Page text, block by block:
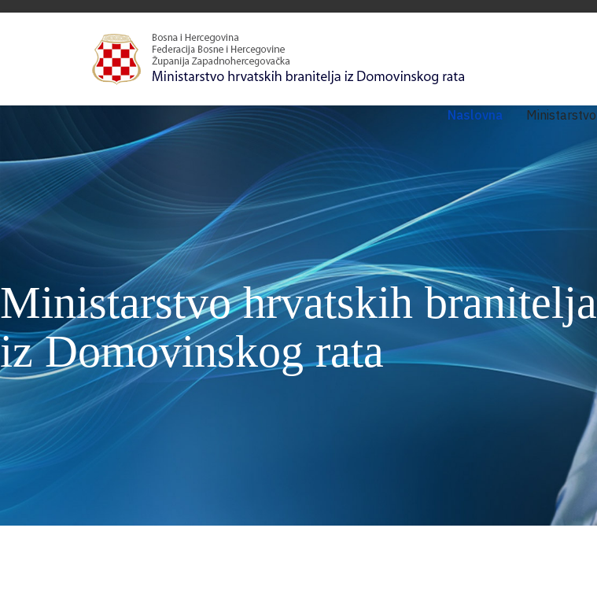
Naslovna Ministarstvo
Ministarstvo hrvatskih branitelja
iz Domovinskog rata